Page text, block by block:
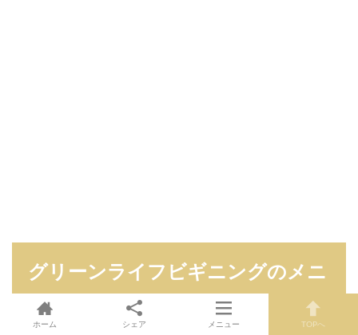
グリーンライフビギニングのメニ
ュー
ホーム シェア メニュー TOPへ